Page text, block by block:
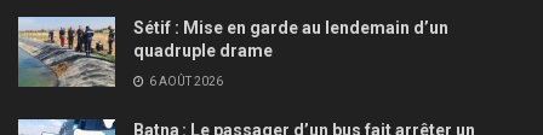
Sétif : Mise en garde au lendemain d’un
quadruple drame
6 AOÛT 2026
Batna : Le passager d’un bus fait arrêter un